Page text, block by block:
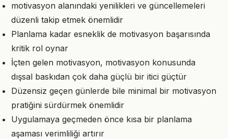
motivasyon alanındaki yenilikleri ve güncellemeleri
düzenli takip etmek önemlidir
Planlama kadar esneklik de motivasyon başarısında
kritik rol oynar
İçten gelen motivasyon, motivasyon konusunda
dışsal baskıdan çok daha güçlü bir itici güçtür
Düzensiz geçen günlerde bile minimal bir motivasyon
pratiğini sürdürmek önemlidir
Uygulamaya geçmeden önce kısa bir planlama
aşaması verimliliği artırır